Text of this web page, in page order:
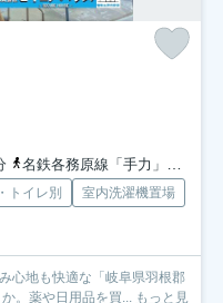
名鉄各務原線「手力」駅 徒歩33分
トイレ別
室内洗濯機置場
心地も快適な「岐阜県羽根郡
。薬や日用品を買... もっと見